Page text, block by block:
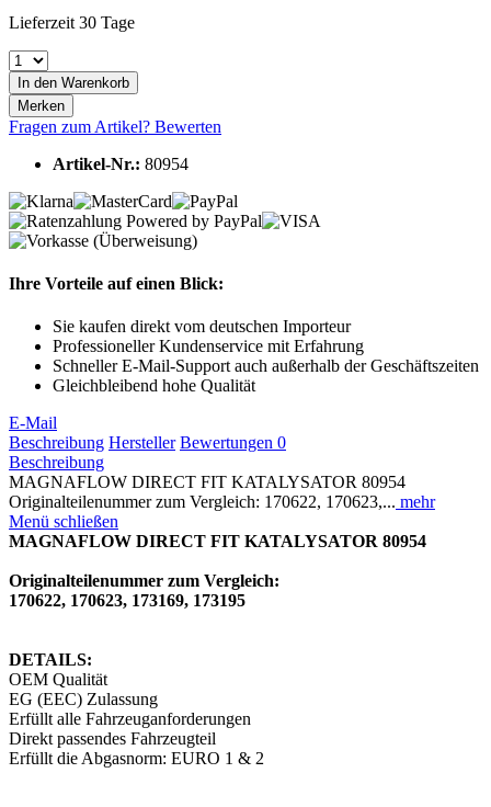
Lieferzeit 30 Tage
In den Warenkorb
Merken
Fragen zum Artikel? Bewerten
Artikel-Nr.: 80954
Ihre Vorteile auf einen Blick:
Sie kaufen direkt vom deutschen Importeur
Professioneller Kundenservice mit Erfahrung
Schneller E-Mail-Support auch außerhalb der Geschäftszeiten
Gleichbleibend hohe Qualität
E-Mail
Beschreibung Hersteller Bewertungen 0
Beschreibung
MAGNAFLOW DIRECT FIT KATALYSATOR 80954
Originalteilenummer zum Vergleich: 170622, 170623,... mehr
Menü schließen
MAGNAFLOW DIRECT FIT KATALYSATOR 80954
Originalteilenummer zum Vergleich:
170622, 170623, 173169, 173195
DETAILS:
OEM Qualität
EG (EEC) Zulassung
Erfüllt alle Fahrzeuganforderungen
Direkt passendes Fahrzeugteil
Erfüllt die Abgasnorm: EURO 1 & 2